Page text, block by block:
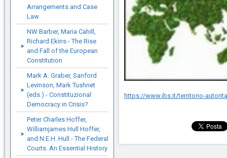
Arrangements and Case
Law
NW Barber, Maria Cahill,
Richard Ekins - The Rise
and Fall of the European
Constitution
Mark A. Graber, Sanford
Levinson, Mark Tushnet
(eds.) - Constituzional
Democracy in Crisis?
Peter Charles Hoffer,
Williamjames Hull Hoffer,
and N.E.H. Hull - The Federal
Courts. An Essential History
https://www.ibs.it/territorio-